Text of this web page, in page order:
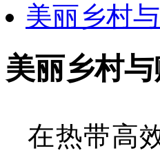
美丽乡村
美丽乡村
在热带高